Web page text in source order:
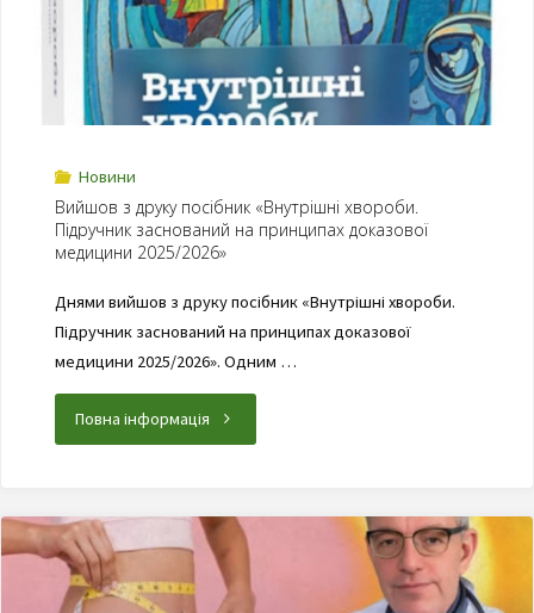
Новини
Вийшов з друку посібник «Внутрішні хвороби.
Підручник заснований на принципах доказової
медицини 2025/2026»
Днями вийшов з друку посібник «Внутрішні хвороби.
Підручник заснований на принципах доказової
медицини 2025/2026». Одним …
Повна інформація